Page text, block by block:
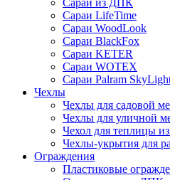
Сарай из ДПК
Cараи LifeTime
Cараи WoodLook
Сараи BlackFox
Сараи KETER
Сараи WOTEX
Сараи Palram
Чехлы
Чехлы для садовой
Чехлы для уличной
Чехол для теплицы
Чехлы-укрытия для
Ограждения
Пластиковые